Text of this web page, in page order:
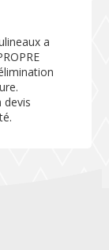
a
devis